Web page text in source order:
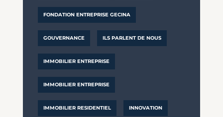
FONDATION ENTREPRISE GECINA
GOUVERNANCE ILS PARLENT DE NOUS
IMMOBILIER ENTREPRISE
IMMOBILIER ENTREPRISE
IMMOBILIER RESIDENTIEL INNOVATION